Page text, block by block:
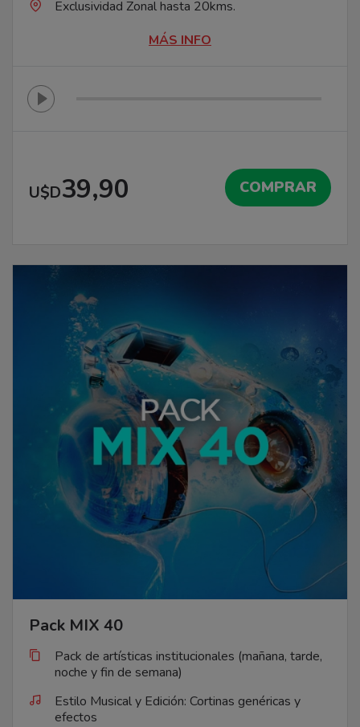
Exclusividad Zonal hasta 20kms.
MÁS INFO
U$D39,90 COMPRAR
Pack MIX 40
Pack de artísticas institucionales (mañana, tarde,
noche y fin de semana)
Estilo Musical y Edición: Cortinas genéricas y
efectos